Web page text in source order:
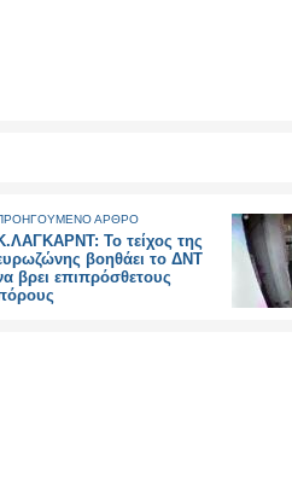
ΑΡΘΡΟ
Το τείχος της
βοηθάει το ΔΝΤ
βρει επιπρόσθετους